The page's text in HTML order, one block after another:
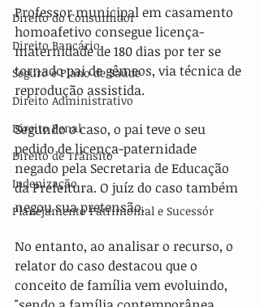
Direito do Consumidor
Direito Bancário
Seguro e Plano de Saúde
Direito Administrativo
Direito Penal
Direito de Trânsito
Indenização
Planejamento Patrimonial e Sucessór
Professor municipal em casamento
homoafetivo consegue licença-
maternidade de 180 dias por ter se
tornado pai de gêmeos, via técnica de
reprodução assistida.
Segundo o caso, o pai teve o seu
pedido de licença-paternidade
negado pela Secretaria de Educação
da Prefeitura. O juíz do caso também
negou sua pretensão.
No entanto, ao analisar o recurso, o
relator do caso destacou que o
conceito de família vem evoluindo,